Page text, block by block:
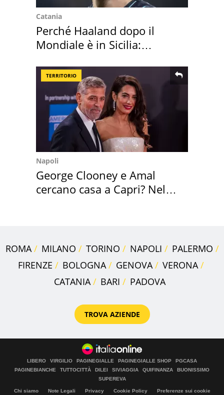
Catania
Perché Haaland dopo il
Mondiale è in Sicilia:
TERRITORIO
Napoli
George Clooney e Amal
cercano casa a Capri? Nel
ROMA MILANO TORINO NAPOLI
PALERMO
FIRENZE
BOLOGNA GENOVA
VERONA
CATANIA
BARI PADOVA
TROVA AZIENDE
LIBERO VIRGILIO PAGINEGIALLE PAGINEGIALLE SHOP
PGCASA
PAGINEBIANCHE
TUTTOCITTÀ DILEI SIVIAGGIA QUIFINANZA
BUONISSIMO
SUPEREVA
Chi siamo Note Legali Privacy Cookie Policy
Preferenze sui cookie